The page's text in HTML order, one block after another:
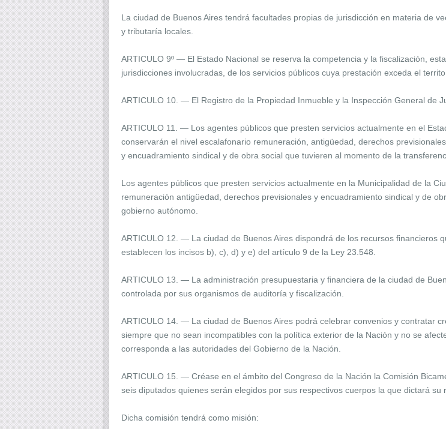
La ciudad de Buenos Aires tendrá facultades propias de jurisdicción en materia de
y tributaría locales.
ARTICULO 9º — El Estado Nacional se reserva la competencia y la fiscalización,
jurisdicciones involucradas, de los servicios públicos cuya prestación exceda el
ARTICULO 10. — El Registro de la Propiedad Inmueble y la Inspección General de
ARTICULO 11. — Los agentes públicos que presten servicios actualmente en el
conservarán el nivel escalafonario remuneración, antigüedad, derechos
y encuadramiento sindical y de obra social que tuvieren al momento de la
Los agentes públicos que presten servicios actualmente en la Municipalidad de la
remuneración antigüedad, derechos previsionales y encuadramiento sindical y de
gobierno autónomo.
ARTICULO 12. — La ciudad de Buenos Aires dispondrá de los recursos financieros
establecen los incisos b), c), d) y e) del artículo 9 de la Ley 23.548.
ARTICULO 13. — La administración presupuestaria y financiera de la ciudad de
controlada por sus organismos de auditoría y fiscalización.
ARTICULO 14. — La ciudad de Buenos Aires podrá celebrar convenios y contratar
siempre que no sean incompatibles con la política exterior de la Nación y no se
corresponda a las autoridades del Gobierno de la Nación.
ARTICULO 15. — Créase en el ámbito del Congreso de la Nación la Comisión
seis diputados quienes serán elegidos por sus respectivos cuerpos la que dictará su
Dicha comisión tendrá como misión: